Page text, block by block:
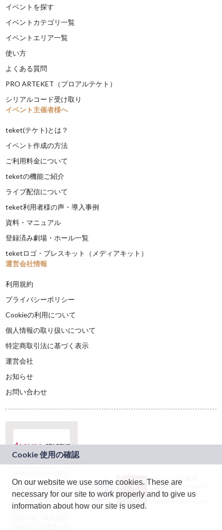
イベントを探す
イベントカテゴリ一覧
イベントエリア一覧
使い方
よくある質問
PRO ARTEKET（プロアルテケト）
シリアルコード受け取り
イベント主催者様へ
teket(テケト)とは？
イベント作成の方法
ご利用料金について
teketの機能ご紹介
ライブ配信について
teket利用者様の声・導入事例
資料・マニュアル
登録済み劇場・ホール一覧
teketロゴ・プレスキット（メディアキット）
運営会社情報
利用規約
プライバシーポリシー
Cookieの利用について
個人情報の取り扱いについて
特定商取引法に基づく表示
運営会社
お知らせ
お問い合わせ
ドコモグループの新
規事業創出プログラ
ム「docomo
STARTUP」を通じて
JASRAC許諾番号：
9024936001Y45037
JASRAC許諾番号：
On our website we use some cookies. These are
necessary for our site to work properly and to give us
information about how our site is used.